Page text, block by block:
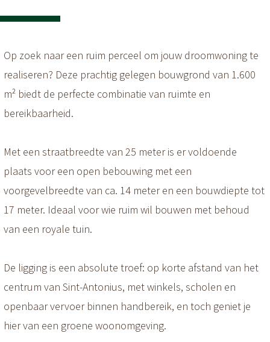
Op zoek naar een ruim perceel om jouw droomwoning te
realiseren? Deze prachtig gelegen bouwgrond van 1.600
m² biedt de perfecte combinatie van ruimte en
bereikbaarheid.
Met een straatbreedte van 25 meter is er voldoende
plaats voor een open bebouwing met een
voorgevelbreedte van ca. 14 meter en een bouwdiepte tot
17 meter. Ideaal voor wie ruim wil bouwen met behoud
van een royale tuin.
De ligging is een absolute troef: op korte afstand van het
centrum van Sint-Antonius, met winkels, scholen en
openbaar vervoer binnen handbereik, en toch geniet je
hier van een groene woonomgeving.